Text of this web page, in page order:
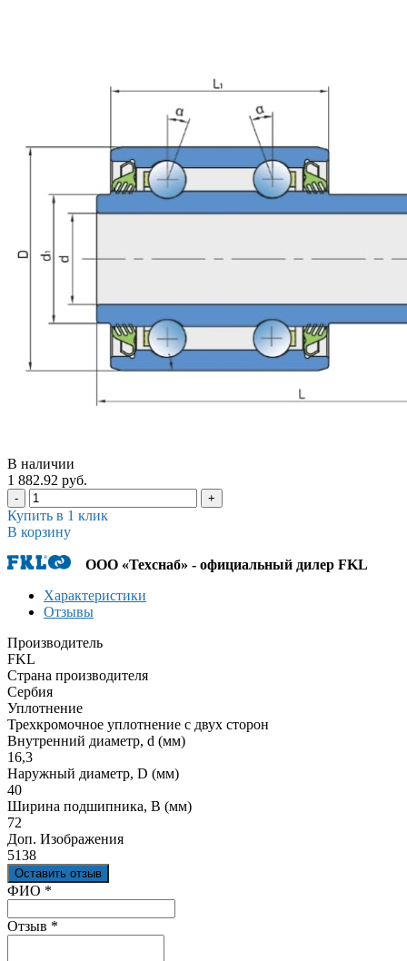
В наличии
1 882.92 руб.
- +
Купить в 1 клик
В корзину
ООО «Техснаб» - официальный дилер FKL
Характеристики
Отзывы
Производитель
FKL
Страна производителя
Сербия
Уплотнение
Трехкромочное уплотнение с двух сторон
Внутренний диаметр, d (мм)
16,3
Наружный диаметр, D (мм)
40
Ширина подшипника, B (мм)
72
Доп. Изображения
5138
Оставить отзыв
Ваш отзыв был отправлен!
ФИО *
Отзыв *